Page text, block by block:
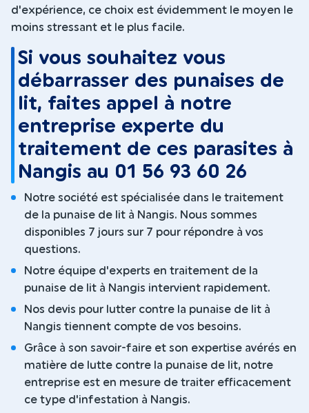
d'expérience, ce choix est évidemment le moyen le
moins stressant et le plus facile.
Si vous souhaitez vous
débarrasser des punaises de
lit, faites appel à notre
entreprise experte du
traitement de ces parasites à
Nangis au 01 56 93 60 26
Notre société est spécialisée dans le traitement
de la punaise de lit à Nangis. Nous sommes
disponibles 7 jours sur 7 pour répondre à vos
questions.
Notre équipe d'experts en traitement de la
punaise de lit à Nangis intervient rapidement.
Nos devis pour lutter contre la punaise de lit à
Nangis tiennent compte de vos besoins.
Grâce à son savoir-faire et son expertise avérés en
matière de lutte contre la punaise de lit, notre
entreprise est en mesure de traiter efficacement
ce type d'infestation à Nangis.